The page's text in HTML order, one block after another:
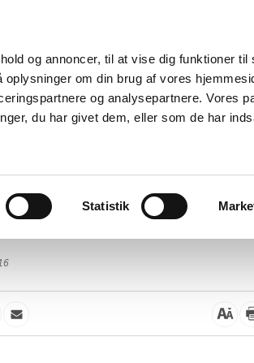
og annoncer, til at vise dig funktioner til
om din brug af vores
og analysepartnere. Vores
du har givet dem, eller som de har
Statistik
Nyheder Om os
Tilskud og
Apoteker og salg af